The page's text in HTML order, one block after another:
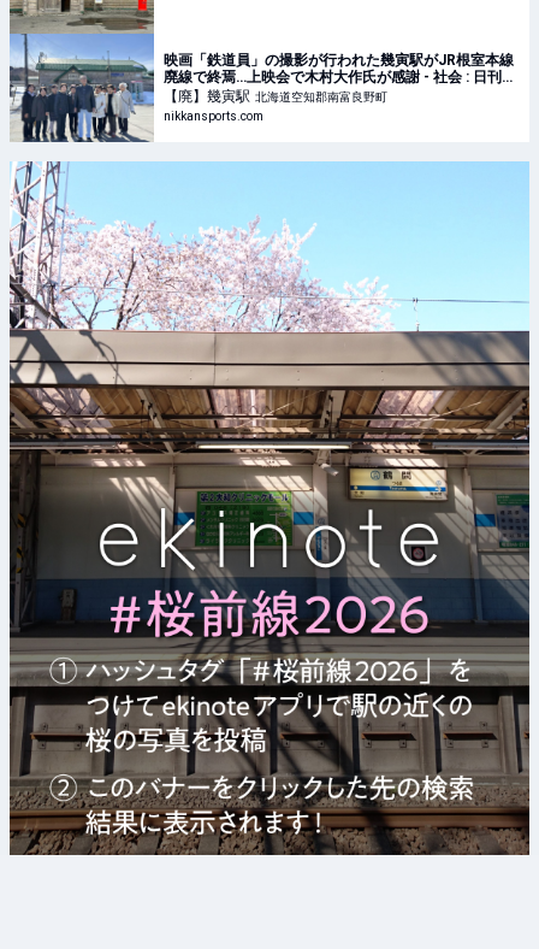
映画「鉄道員」の撮影が行われた幾寅駅がJR根室本線
廃線で終焉…上映会で木村大作氏が感謝 - 社会 : 日刊ス
ポーツ
【廃】幾寅駅 北海道空知郡南富良野町
nikkansports.com